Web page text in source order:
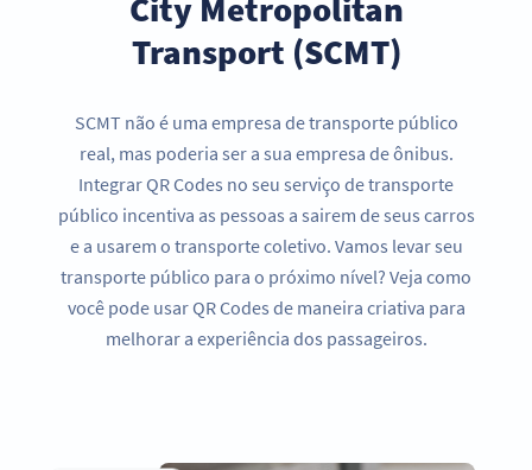
City Metropolitan
Transport (SCMT)
SCMT não é uma empresa de transporte público
real, mas poderia ser a sua empresa de ônibus.
Integrar QR Codes no seu serviço de transporte
público incentiva as pessoas a sairem de seus carros
e a usarem o transporte coletivo. Vamos levar seu
transporte público para o próximo nível? Veja como
você pode usar QR Codes de maneira criativa para
melhorar a experiência dos passageiros.